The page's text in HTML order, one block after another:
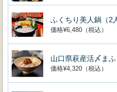
ふくちり美人鍋（2
価格¥6,480（税込）
山口県萩産活〆まふ
価格¥4,320（税込）